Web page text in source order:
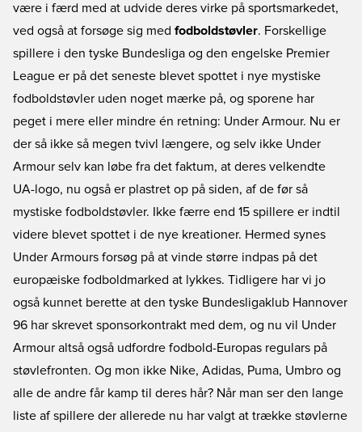
være i færd med at udvide deres virke på sportsmarkedet,
ved også at forsøge sig med fodboldstøvler. Forskellige
spillere i den tyske Bundesliga og den engelske Premier
League er på det seneste blevet spottet i nye mystiske
fodboldstøvler uden noget mærke på, og sporene har
peget i mere eller mindre én retning: Under Armour. Nu er
der så ikke så megen tvivl længere, og selv ikke Under
Armour selv kan løbe fra det faktum, at deres velkendte
UA-logo, nu også er plastret op på siden, af de før så
mystiske fodboldstøvler. Ikke færre end 15 spillere er indtil
videre blevet spottet i de nye kreationer. Hermed synes
Under Armours forsøg på at vinde større indpas på det
europæiske fodboldmarked at lykkes. Tidligere har vi jo
også kunnet berette at den tyske Bundesligaklub Hannover
96 har skrevet sponsorkontrakt med dem, og nu vil Under
Armour altså også udfordre fodbold-Europas regulars på
støvlefronten. Og mon ikke Nike, Adidas, Puma, Umbro og
alle de andre får kamp til deres hår? Når man ser den lange
liste af spillere der allerede nu har valgt at trække støvlerne